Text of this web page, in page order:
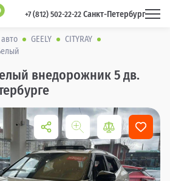
+7 (812) 502-22-22 Санкт-Петербург
GEELY
CITYRAY
внедорожник 5 дв.